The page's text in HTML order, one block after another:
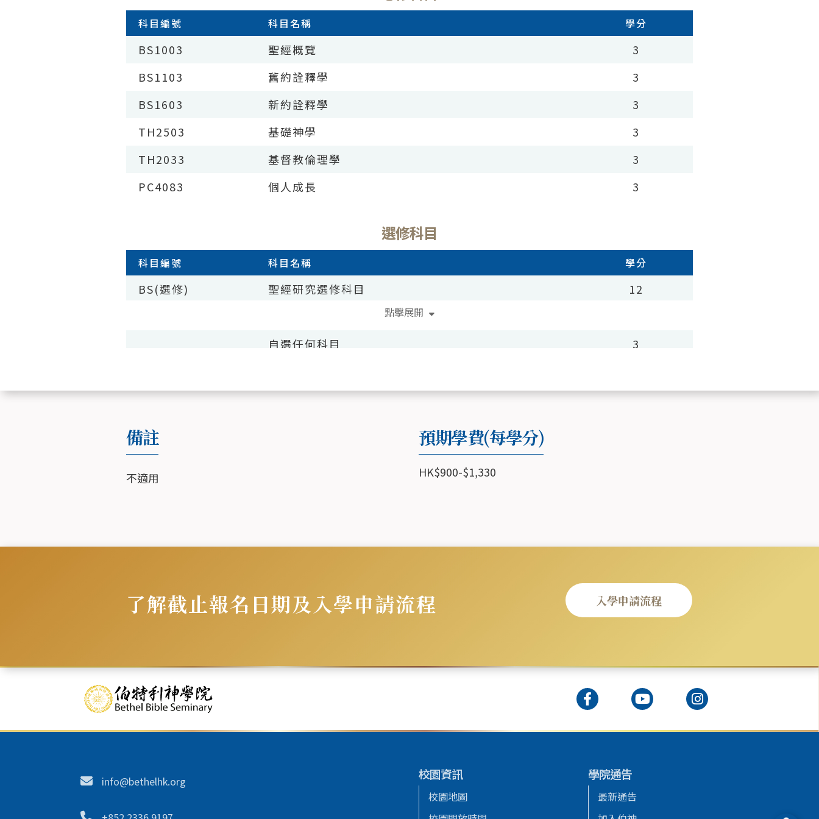
科目編號 科目名稱 學分
BS1003 聖經概覽
3
BS1103
舊約詮釋學
3
BS1603
新約詮釋學
3
TH2503
基礎神學
3
TH2033
基督教倫理學
3
PC4083
個人成長 3
選修科目
科目編號 科目名稱 學分
BS(選修) 聖經研究選修科目
12
自選任何科目
3
總學分
點擊展開
備註
不適用
預期學費(每學分)
HK$900-$1,330
了解截止報名日期及入學申請流程 入學申請流程
info@bethelhk.org 校園資訊
校園地圖
學院通告
最新通告